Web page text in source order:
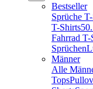
Bestseller
Sprüche
T-Shirts
Fahrrad T-
Sprüchen
Männer
Alle
Tops